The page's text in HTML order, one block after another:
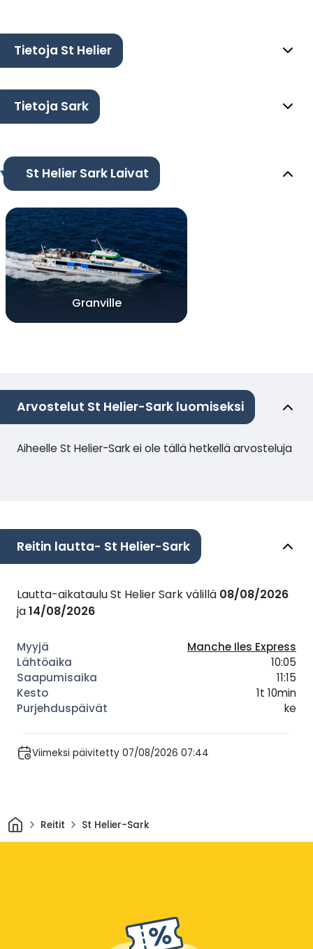
Tietoja St Helier
Tietoja Sark
St Helier Sark Laivat
Granville
Arvostelut St Helier-Sark luomiseksi
Aiheelle St Helier-Sark ei ole tällä hetkellä arvosteluja
Reitin lautta- St Helier-Sark
Lautta-aikataulu St Helier Sark välillä 08/08/2026
ja14/08/2026
Manche Iles Express
10:05
11:15
1t 10min
ke
Viimeksi päivitetty 07/08/2026 07:44
KotiinReitit St Helier-Sark